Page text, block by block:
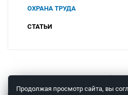
ОХРАНА ТРУДА
2024
ПРОМЫШЛЕННОЙ
СТАТЬИ
© 2008 – 2026 ООО «Теплоприбор-
Продолжая просмотр сайта, вы